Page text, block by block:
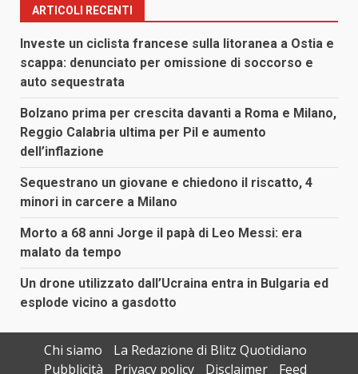
ARTICOLI RECENTI
Investe un ciclista francese sulla litoranea a Ostia e
scappa: denunciato per omissione di soccorso e
auto sequestrata
Bolzano prima per crescita davanti a Roma e Milano,
Reggio Calabria ultima per Pil e aumento
dell’inflazione
Sequestrano un giovane e chiedono il riscatto, 4
minori in carcere a Milano
Morto a 68 anni Jorge il papà di Leo Messi: era
malato da tempo
Un drone utilizzato dall’Ucraina entra in Bulgaria ed
esplode vicino a gasdotto
Chi siamo
La Redazione di Blitz Quotidiano
Pubblicità
Privacy policy Disclaimer Feed